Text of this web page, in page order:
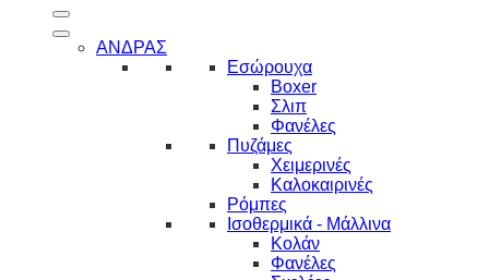
ΑΝΔΡΑΣ
Εσώρουχα
Boxer
Σλιπ
Φανέλες
Πυζάμες
Χειμερινές
Καλοκαιρινές
Ρόμπες
Ισοθερμικά - Μάλλινα
Κολάν
Φανέλες